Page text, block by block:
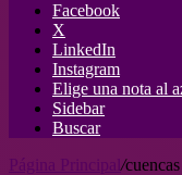
Facebook
X
LinkedIn
Instagram
Elige una nota al
Sidebar
Buscar
Página Principal /